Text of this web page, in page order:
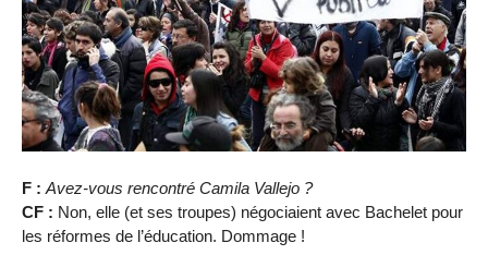
F : Avez-vous rencontré Camila Vallejo ?
CF : Non, elle (et ses troupes) négociaient avec Bachelet pour
les réformes de l’éducation. Dommage !